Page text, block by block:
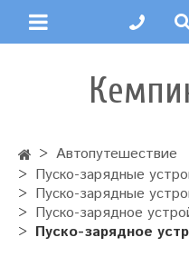
Автопутешествие
Пуско-зарядные
Пуско-зарядные
Пуско-зарядное
Пуско-зарядное